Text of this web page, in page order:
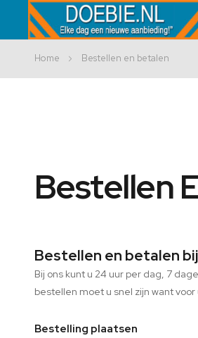
Home Bestellen en betalen
Bestellen
Bestellen en betalen
Bij ons kunt u 24 uur per dag, 7
bestellen moet u snel zijn want
Bestelling plaatsen